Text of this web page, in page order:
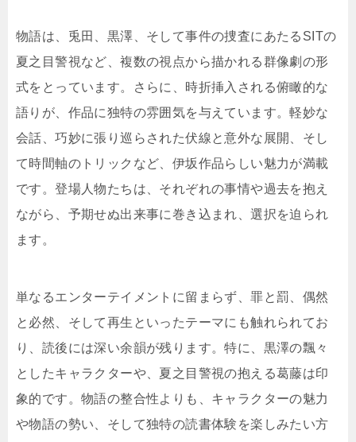
物語は、兎田、黒澤、そして事件の捜査にあたるSITの
夏之目警視など、複数の視点から描かれる群像劇の形
式をとっています。さらに、時折挿入される俯瞰的な
語りが、作品に独特の雰囲気を与えています。軽妙な
会話、巧妙に張り巡らされた伏線と意外な展開、そし
て時間軸のトリックなど、伊坂作品らしい魅力が満載
です。登場人物たちは、それぞれの事情や過去を抱え
ながら、予期せぬ出来事に巻き込まれ、選択を迫られ
ます。
単なるエンターテイメントに留まらず、罪と罰、偶然
と必然、そして再生といったテーマにも触れられてお
り、読後には深い余韻が残ります。特に、黒澤の飄々
としたキャラクターや、夏之目警視の抱える葛藤は印
象的です。物語の整合性よりも、キャラクターの魅力
や物語の勢い、そして独特の読書体験を楽しみたい方